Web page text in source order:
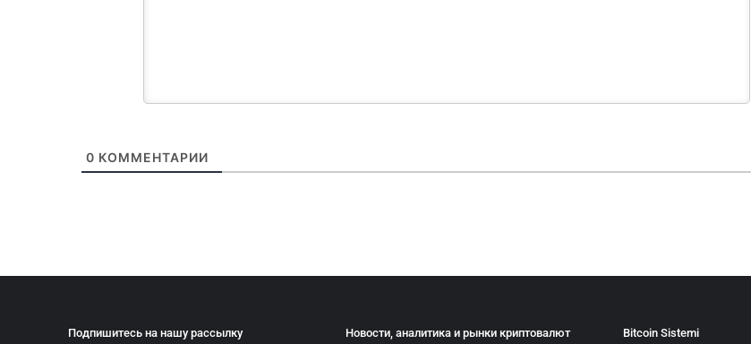
0 КОММЕНТАРИИ
Подпишитесь на нашу рассылку Новости, аналитика и рынки криптовалют Bitcoin Sistemi